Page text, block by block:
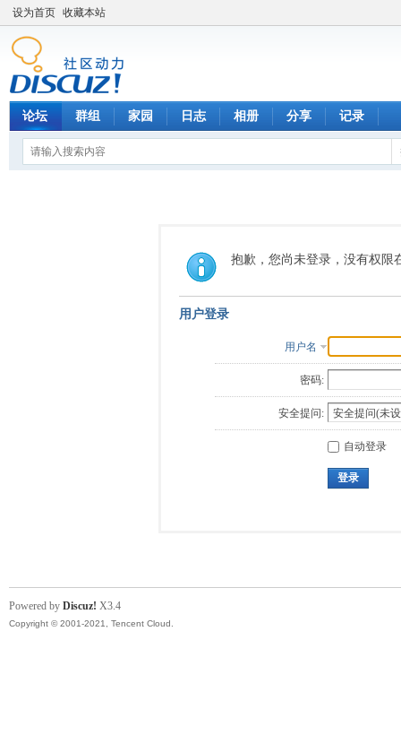
设为首页 收藏本站
论坛 群组 家园 日志 相册 分享 记录
抱歉，您尚未登录，没有权限
用户登录
用户名
密码:
安全提问:
自动登录
登录
Powered by Discuz! X3.4
Copyright © 2001-2021, Tencent Cloud.